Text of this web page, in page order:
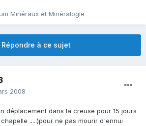
Minéraux et Minéralogie
Répondre à ce sujet
2008
déplacement dans la creuse pour 15 jours
.....)pour ne pas mourir d'ennui